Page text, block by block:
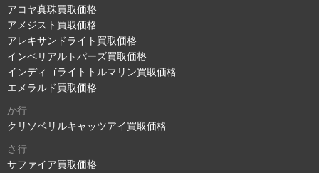
アコヤ真珠買取価格
アメジスト買取価格
アレキサンドライト買取価格
インペリアルトパーズ買取価格
インディゴライトトルマリン買取価格
エメラルド買取価格
か行
クリソベリルキャッツアイ買取価格
さ行
サファイア買取価格